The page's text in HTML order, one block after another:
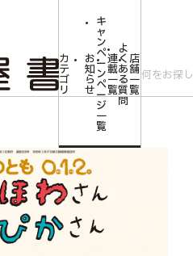
カ
テ
ゴ
リ
お
知
ら
せ
キ
ャ
ン
ペ
ー
ン
ペ
ー
ジ
一
覧
連
載
一
覧
よ
く
あ
る
質
問
店
舗
一
覧
<こどものとも0.1.2.>ほわほわさん